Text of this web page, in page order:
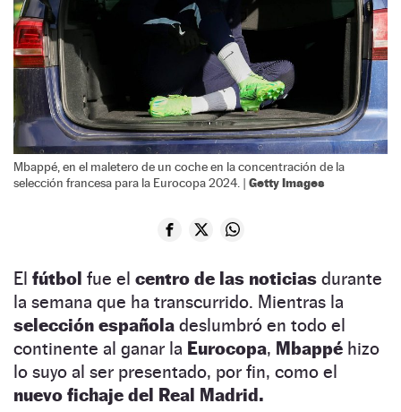
Mbappé, en el maletero de un coche en la concentración de la
selección francesa para la Eurocopa 2024. | Getty Images
El fútbol fue el centro de las noticias durante
la semana que ha transcurrido. Mientras la
selección española deslumbró en todo el
continente al ganar la Eurocopa, Mbappé hizo
lo suyo al ser presentado, por fin, como el
nuevo fichaje del Real Madrid.